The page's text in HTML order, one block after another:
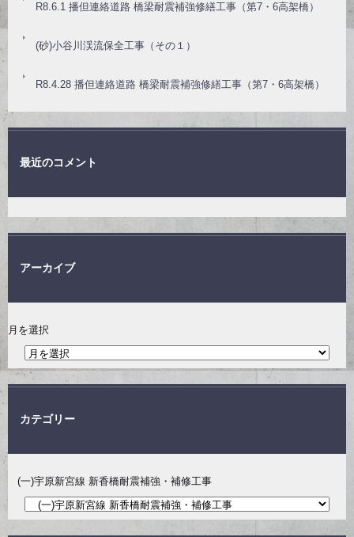
R8.6.1 播但連絡道路 橋梁耐震補強修繕工事（第7・6高架橋）
(砂)小谷川渓流保全工事（その１）
R8.4.28 播但連絡道路 橋梁耐震補強修繕工事（第7・6高架橋）
最近のコメント
アーカイブ
月を選択
カテゴリー
(一)宇原新宮線 新香橋耐震補強・補修工事